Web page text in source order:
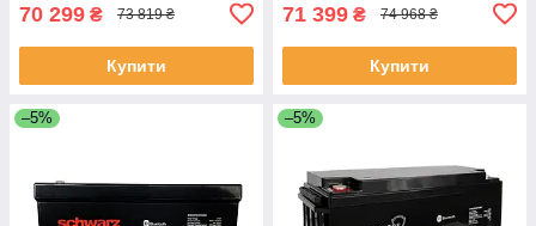
70 299 ₴ 73 819 ₴
Купити
71 399 ₴ 74 968 ₴
Купити
–5% –5%